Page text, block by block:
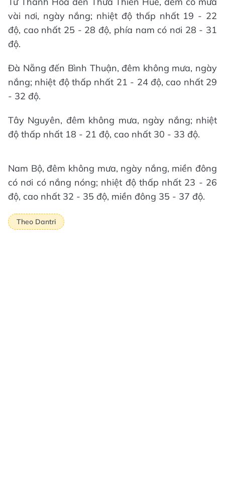
vài nơi, ngày nắng; nhiệt độ thấp nhất 19 - 22
độ, cao nhất 25 - 28 độ, phía nam có nơi 28 - 31
độ.
Đà Nẵng đến Bình Thuận, đêm không mưa, ngày
nắng; nhiệt độ thấp nhất 21 - 24 độ, cao nhất 29
- 32 độ.
Tây Nguyên, đêm không mưa, ngày nắng; nhiệt
độ thấp nhất 18 - 21 độ, cao nhất 30 - 33 độ.
Nam Bộ, đêm không mưa, ngày nắng, miền đông
có nơi có nắng nóng; nhiệt độ thấp nhất 23 - 26
độ, cao nhất 32 - 35 độ, miền đông 35 - 37 độ.
Theo Dantri